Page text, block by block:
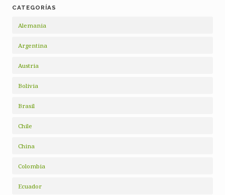
CATEGORÍAS
Alemania
Argentina
Austria
Bolivia
Brasil
Chile
China
Colombia
Ecuador